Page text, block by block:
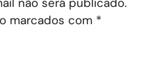
marcados com *